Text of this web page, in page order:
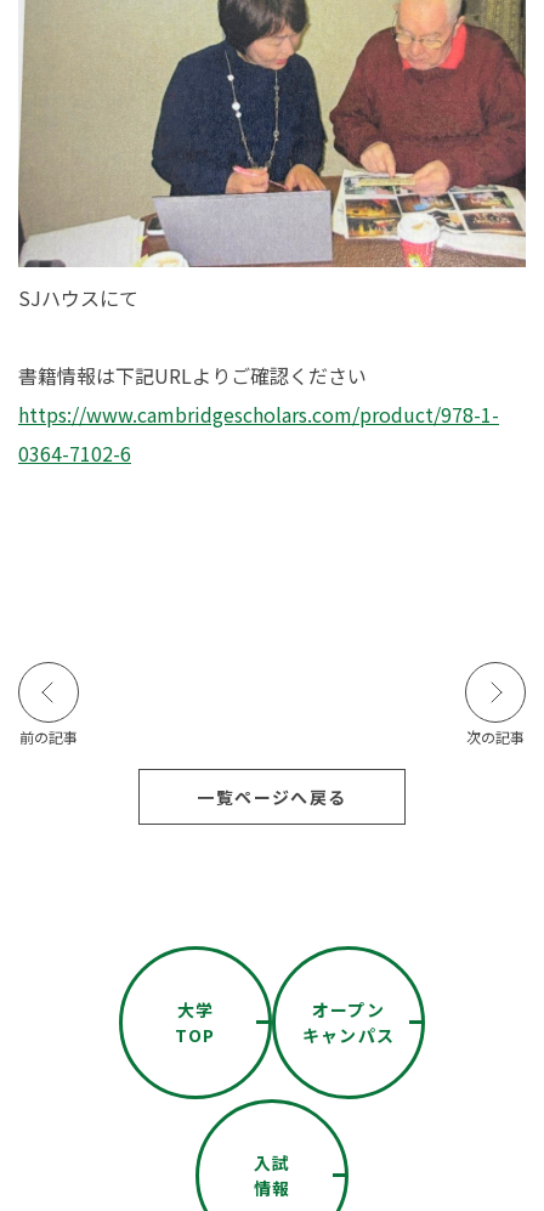
SJハウスにて
書籍情報は下記URLよりご確認ください
https://www.cambridgescholars.com/product/978-1-
0364-7102-6
前の記事 次の記事
一覧ページへ戻る
大学
TOP
オープン
キャンパス
入試
情報